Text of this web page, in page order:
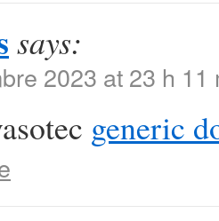
says:
2023 at 23 h 11
generic